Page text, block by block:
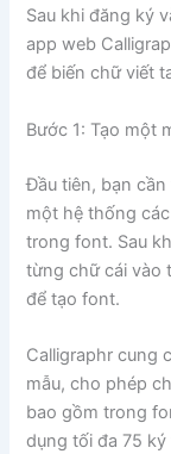
Sau khi đăng ký
app web
để biến chữ viết
Bước 1: Tạo một
Đầu tiên, bạn
một hệ thống
trong font. Sau
từng chữ cái vào
để tạo font.
Calligraphr cung
mẫu, cho phép
bao gồm trong
dụng tối đa 75